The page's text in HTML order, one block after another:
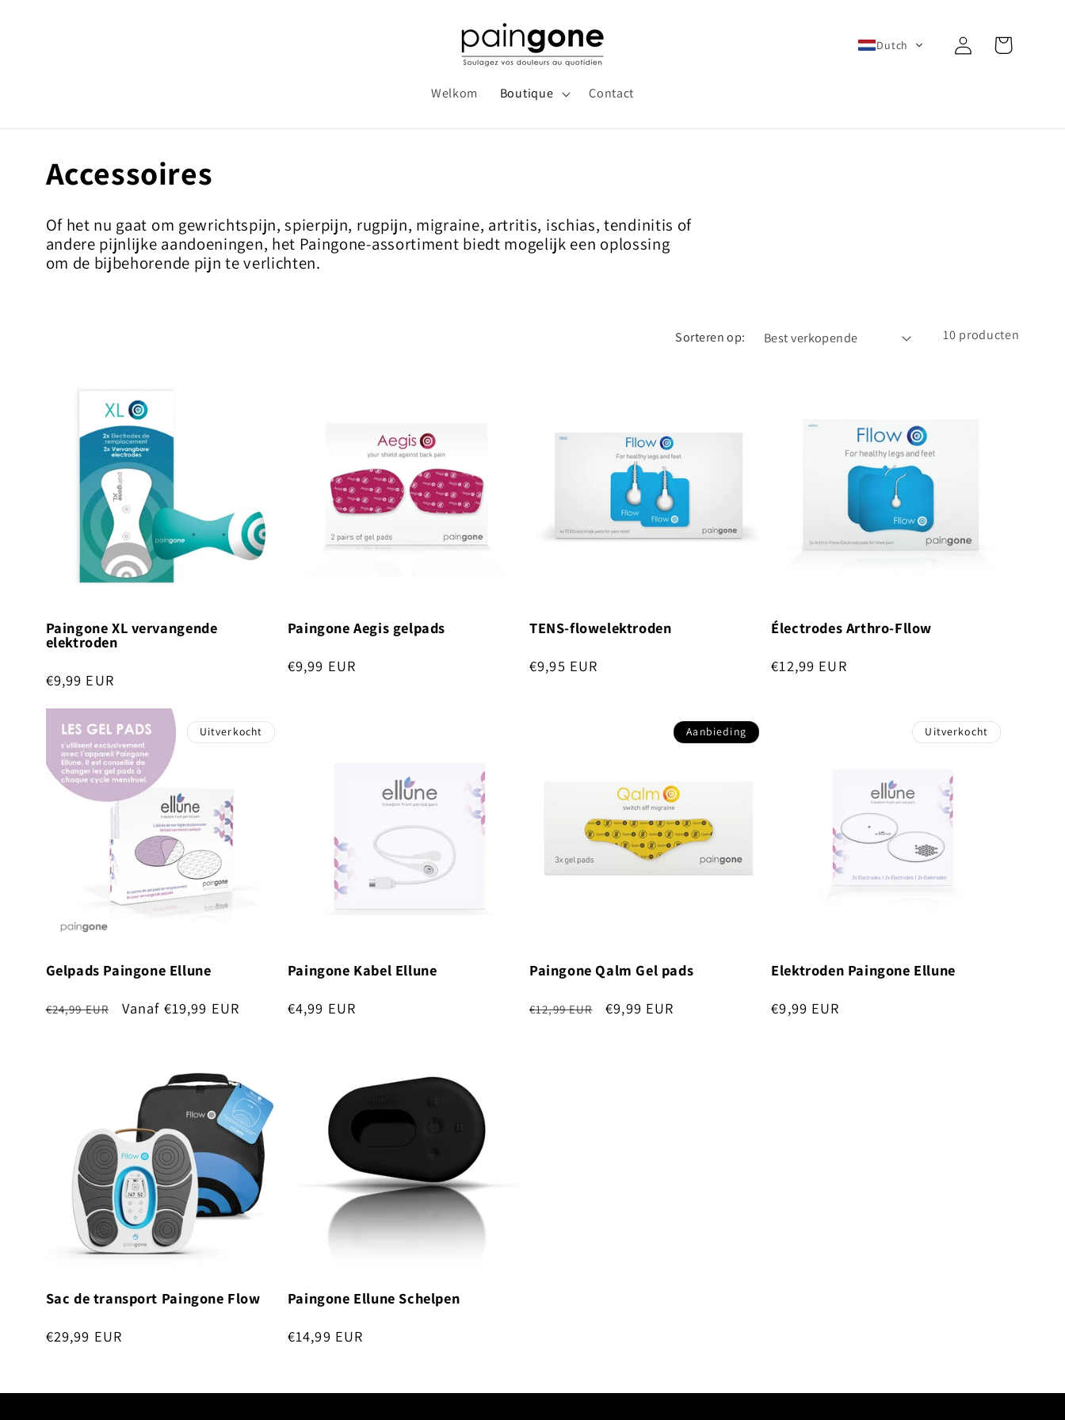
Welkom Boutique Contact
Dutch InloggenWinkelwagen
C
o
l
Accessoires
Of het nu gaat om gewrichtspijn, spierpijn, rugpijn, migraine, artritis, ischias, tendinitis of
andere pijnlijke aandoeningen, het Paingone-assortiment biedt mogelijk een oplossing
om de bijbehorende pijn te verlichten.
Sorteren op: 10 producten
Paingone XL vervangende
elektroden
Normale
€9,99 EUR
Paingone Aegis gelpads
Normale
€9,99 EUR
TENS-flowelektroden
Normale
€9,95 EUR
Électrodes Arthro-Fllow
Normale
€12,99 EUR
Uitverkocht
Gelpads Paingone Ellune
Normale
€24,99 EUR Aanbiedingsprijs
Vanaf €19,99 EUR
Paingone Kabel Ellune
Normale
€4,99 EUR
Aanbieding
Paingone Qalm Gel pads
Normale
€12,99 EUR Aanbiedingsprijs
€9,99 EUR
Uitverkocht
Elektroden Paingone Ellune
Normale
€9,99 EUR
Sac de transport Paingone Flow
Normale
€29,99 EUR
Paingone Ellune Schelpen
Normale
€14,99 EUR